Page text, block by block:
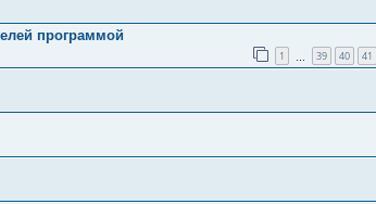
программой
1 39 40 41